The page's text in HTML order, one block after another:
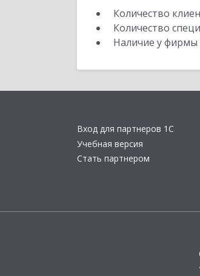
Количество
Количество
Наличие у фирмы
Вход для партнеров 1С
Учебная версия
Стать партнером